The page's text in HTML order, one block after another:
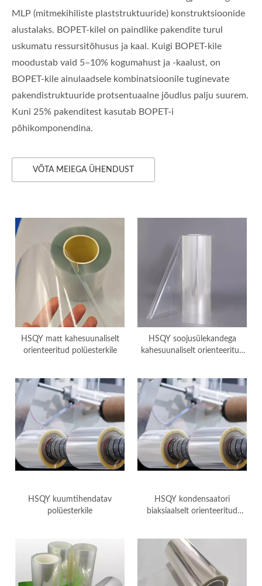
MLP (mitmekihiliste plaststruktuuride) konstruktsioonide
alustalaks. BOPET-kilel on paindlike pakendite turul
uskumatu ressursitõhusus ja kaal. Kuigi BOPET-kile
moodustab vaid 5–10% kogumahust ja -kaalust, on
BOPET-kile ainulaadsele kombinatsioonile tuginevate
pakendistruktuuride protsentuaalne jõudlus palju suurem.
Kuni 25% pakenditest kasutab BOPET-i
põhikomponendina.
VÕTA MEIEGA ÜHENDUST
HSQY matt kahesuunaliselt
orienteeritud polüesterkile
HSQY soojusülekandega
kahesuunaliselt orienteeritud
HSQY kuumtihendatav
polüesterkile
HSQY kondensaatori
biaksiaalselt orienteeritud